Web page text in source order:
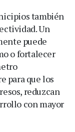
también
Un
puede
o fortalecer
para que los
reduzcan
con mayor